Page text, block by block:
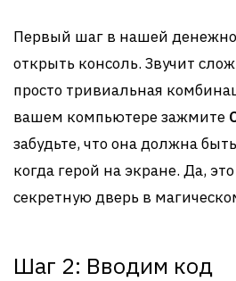
Первый шаг в нашей
открыть консоль. Звучит
просто тривиальная
вашем компьютере зажмите
забудьте, что она должна
когда герой на экране. Да,
секретную дверь в
Шаг 2: Вводим код